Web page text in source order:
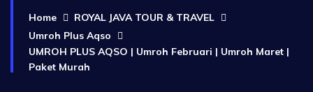
Home
ROYAL JAVA TOUR & TRAVEL
Umroh Plus Aqso
UMROH PLUS AQSO | Umroh Februari | Umroh Maret |
Paket Murah